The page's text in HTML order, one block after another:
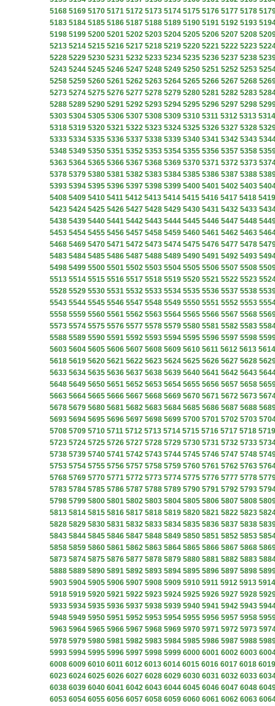
5168 5169 5170 5171 5172 5173 5174 5175 5176 5177 5178
5183 5184 5185 5186 5187 5188 5189 5190 5191 5192 5193
5198 5199 5200 5201 5202 5203 5204 5205 5206 5207 5208
5213 5214 5215 5216 5217 5218 5219 5220 5221 5222 5223
5228 5229 5230 5231 5232 5233 5234 5235 5236 5237 5238
5243 5244 5245 5246 5247 5248 5249 5250 5251 5252 5253
5258 5259 5260 5261 5262 5263 5264 5265 5266 5267 5268
5273 5274 5275 5276 5277 5278 5279 5280 5281 5282 5283
5288 5289 5290 5291 5292 5293 5294 5295 5296 5297 5298
5303 5304 5305 5306 5307 5308 5309 5310 5311 5312 5313 5314
5318 5319 5320 5321 5322 5323 5324 5325 5326 5327 5328
5333 5334 5335 5336 5337 5338 5339 5340 5341 5342 5343
5348 5349 5350 5351 5352 5353 5354 5355 5356 5357 5358
5363 5364 5365 5366 5367 5368 5369 5370 5371 5372 5373
5378 5379 5380 5381 5382 5383 5384 5385 5386 5387 5388
5393 5394 5395 5396 5397 5398 5399 5400 5401 5402 5403
5408 5409 5410 5411 5412 5413 5414 5415 5416 5417 5418 5419
5423 5424 5425 5426 5427 5428 5429 5430 5431 5432 5433
5438 5439 5440 5441 5442 5443 5444 5445 5446 5447 5448
5453 5454 5455 5456 5457 5458 5459 5460 5461 5462 5463
5468 5469 5470 5471 5472 5473 5474 5475 5476 5477 5478
5483 5484 5485 5486 5487 5488 5489 5490 5491 5492 5493
5498 5499 5500 5501 5502 5503 5504 5505 5506 5507 5508
5513 5514 5515 5516 5517 5518 5519 5520 5521 5522 5523
5528 5529 5530 5531 5532 5533 5534 5535 5536 5537 5538
5543 5544 5545 5546 5547 5548 5549 5550 5551 5552 5553
5558 5559 5560 5561 5562 5563 5564 5565 5566 5567 5568
5573 5574 5575 5576 5577 5578 5579 5580 5581 5582 5583
5588 5589 5590 5591 5592 5593 5594 5595 5596 5597 5598
5603 5604 5605 5606 5607 5608 5609 5610 5611 5612 5613 5614
5618 5619 5620 5621 5622 5623 5624 5625 5626 5627 5628
5633 5634 5635 5636 5637 5638 5639 5640 5641 5642 5643
5648 5649 5650 5651 5652 5653 5654 5655 5656 5657 5658
5663 5664 5665 5666 5667 5668 5669 5670 5671 5672 5673
5678 5679 5680 5681 5682 5683 5684 5685 5686 5687 5688
5693 5694 5695 5696 5697 5698 5699 5700 5701 5702 5703
5708 5709 5710 5711 5712 5713 5714 5715 5716 5717 5718 5719
5723 5724 5725 5726 5727 5728 5729 5730 5731 5732 5733
5738 5739 5740 5741 5742 5743 5744 5745 5746 5747 5748
5753 5754 5755 5756 5757 5758 5759 5760 5761 5762 5763
5768 5769 5770 5771 5772 5773 5774 5775 5776 5777 5778
5783 5784 5785 5786 5787 5788 5789 5790 5791 5792 5793
5798 5799 5800 5801 5802 5803 5804 5805 5806 5807 5808
5813 5814 5815 5816 5817 5818 5819 5820 5821 5822 5823
5828 5829 5830 5831 5832 5833 5834 5835 5836 5837 5838
5843 5844 5845 5846 5847 5848 5849 5850 5851 5852 5853
5858 5859 5860 5861 5862 5863 5864 5865 5866 5867 5868
5873 5874 5875 5876 5877 5878 5879 5880 5881 5882 5883
5888 5889 5890 5891 5892 5893 5894 5895 5896 5897 5898
5903 5904 5905 5906 5907 5908 5909 5910 5911 5912 5913 5914
5918 5919 5920 5921 5922 5923 5924 5925 5926 5927 5928
5933 5934 5935 5936 5937 5938 5939 5940 5941 5942 5943
5948 5949 5950 5951 5952 5953 5954 5955 5956 5957 5958
5963 5964 5965 5966 5967 5968 5969 5970 5971 5972 5973
5978 5979 5980 5981 5982 5983 5984 5985 5986 5987 5988
5993 5994 5995 5996 5997 5998 5999 6000 6001 6002 6003
6008 6009 6010 6011 6012 6013 6014 6015 6016 6017 6018 6019
6023 6024 6025 6026 6027 6028 6029 6030 6031 6032 6033
6038 6039 6040 6041 6042 6043 6044 6045 6046 6047 6048
6053 6054 6055 6056 6057 6058 6059 6060 6061 6062 6063